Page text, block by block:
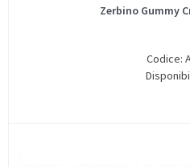
Zerbino Gummy
Codice: